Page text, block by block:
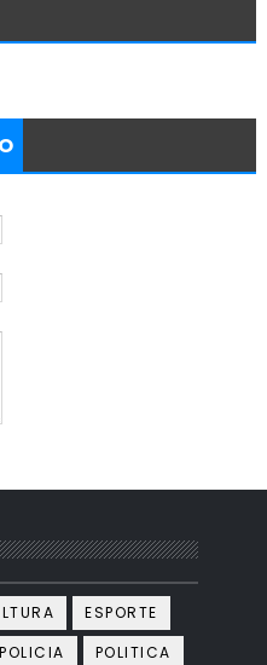
ESPORTE
POLICIA
POLITICA